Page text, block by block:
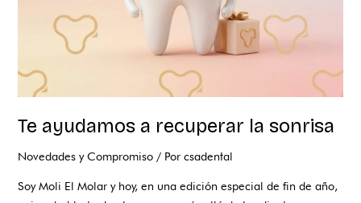
Te ayudamos a recuperar la sonrisa
Novedades y Compromiso / Porcsadental
Soy Moli El Molar y hoy, en una edición especial de fin de año,